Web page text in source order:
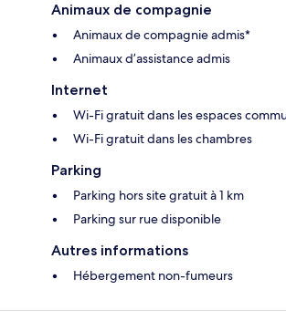
Animaux de compagnie
Animaux de compagnie admis*
Animaux d’assistance admis
Internet
Wi-Fi gratuit dans les espaces
Wi-Fi gratuit dans les chambres
Parking
Parking hors site gratuit à 1 km
Parking sur rue disponible
Autres informations
Hébergement non-fumeurs